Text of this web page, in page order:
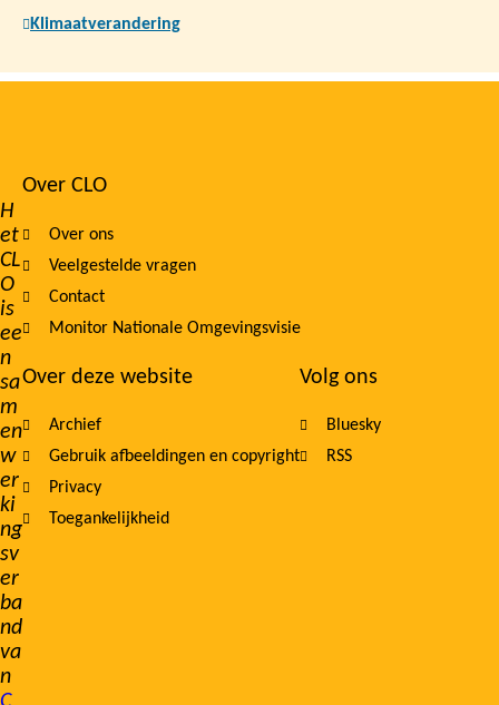
Klimaatverandering
H
et
CL
O
is
ee
n
sa
m
en
w
er
ki
ng
sv
er
ba
nd
va
n
Footer
navigation
Over CLO
Over ons
Veelgestelde vragen
Contact
Monitor Nationale Omgevingsvisie
Over deze website
Archief
Gebruik afbeeldingen en copyright
Privacy
Toegankelijkheid
Volg ons
Bluesky
RSS